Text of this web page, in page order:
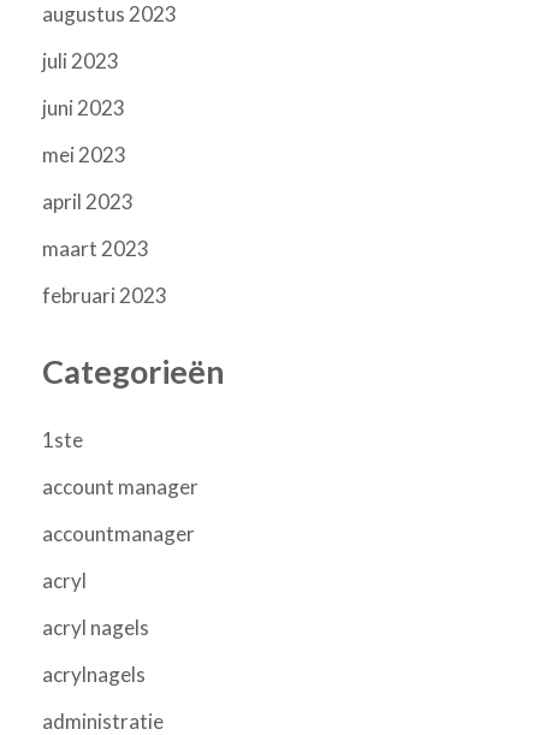
augustus 2023
juli 2023
juni 2023
mei 2023
april 2023
maart 2023
februari 2023
Categorieën
1ste
account manager
accountmanager
acryl
acryl nagels
acrylnagels
administratie